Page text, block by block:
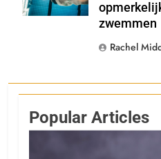
zwemmen
Rachel
Popular Articles